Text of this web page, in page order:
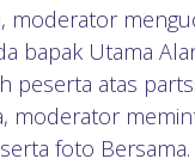
moderator
bapak Utama
peserta atas
moderator
foto Bersama.